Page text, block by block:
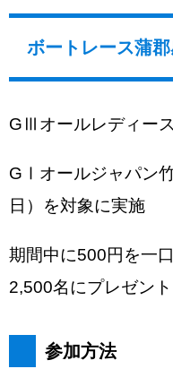
ボートレース蒲
GⅢオールレディー
GⅠオールジャパン
日）を対象に実施
期間中に500円を一
2,500名にプレゼント
参加方法